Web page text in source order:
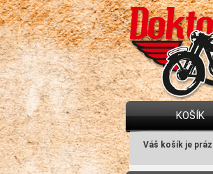
KOŠÍK
Váš košík je